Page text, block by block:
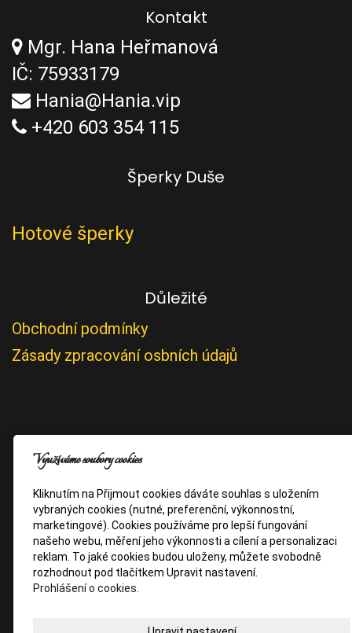
Kontakt
Mgr. Hana Heřmanová
IČ: 75933179
Hania@Hania.vip
+420 603 354 115
Šperky Duše
Hotové šperky
Důležité
Obchodní podmínky
Zásady zpracování osbních údajů
Využíváme soubory cookies
Kliknutím na Přijmout cookies dáváte souhlas s uložením
vybraných cookies (nutné, preferenční, výkonnostní,
marketingové). Cookies používáme pro lepší fungování
našeho webu, měření jeho výkonnosti a cílení a personalizaci
reklam. To jaké cookies budou uloženy, můžete svobodně
rozhodnout pod tlačítkem Upravit nastavení.
Prohlášení o cookies.